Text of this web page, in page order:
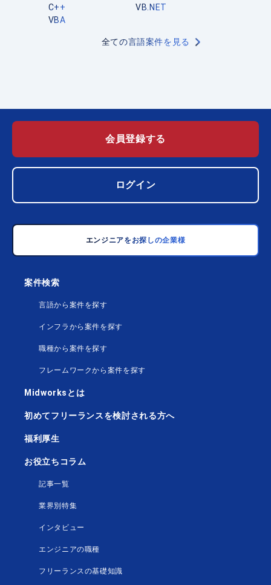
C++
VB.NET
VBA
全ての言語案件を見る
会員登録する
ログイン
エンジニアをお探しの企業様
案件検索
言語から案件を探す
インフラから案件を探す
職種から案件を探す
フレームワークから案件を探す
Midworksとは
初めてフリーランスを検討される方へ
福利厚生
お役立ちコラム
記事一覧
業界別特集
インタビュー
エンジニアの職種
フリーランスの基礎知識